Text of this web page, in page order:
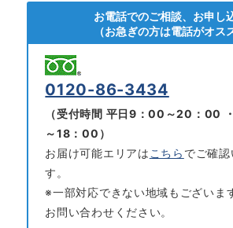
お電話でのご相談、お申し
（お急ぎの方は電話がオス
0120-86-3434
（受付時間 平日9：00～20：00
～18：00）
お届け可能エリアは こちら でご確認
す。
※一部対応できない地域もございま
お問い合わせください。